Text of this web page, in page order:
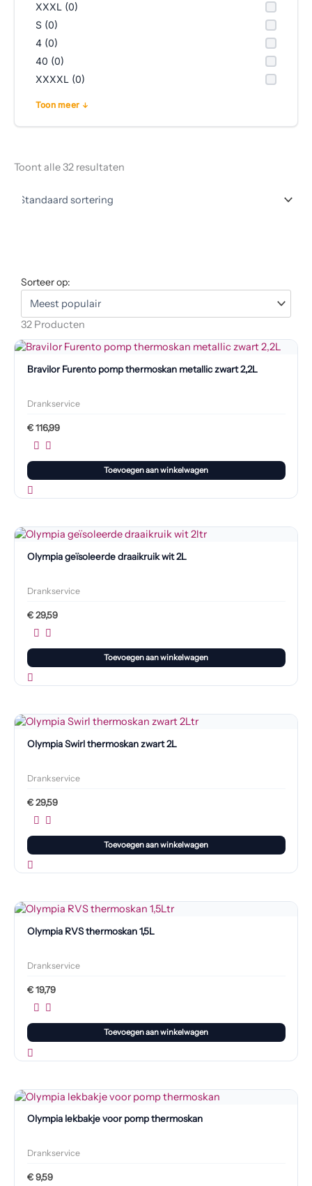
XXXL (0)
S (0)
4 (0)
40 (0)
XXXXL (0)
Toon meer
Toont alle 32 resultaten
Sorteer op:
32 Producten
Bravilor Furento pomp thermoskan metallic zwart 2,2L
Drankservice
€116,99
Toevoegen aan winkelwagen
Olympia geïsoleerde draaikruik wit 2L
Drankservice
€29,59
Toevoegen aan winkelwagen
Olympia Swirl thermoskan zwart 2L
Drankservice
€29,59
Toevoegen aan winkelwagen
Olympia RVS thermoskan 1,5L
Drankservice
€19,79
Toevoegen aan winkelwagen
Olympia lekbakje voor pomp thermoskan
Drankservice
€9,59